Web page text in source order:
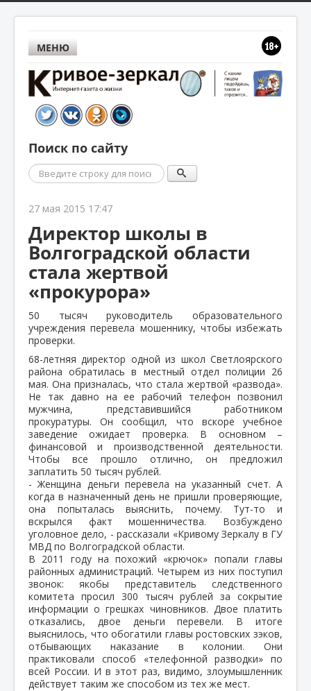
МЕНЮ
Поиск по сайту
Поиск
27 мая 2015 17:47
Директор школы в
Волгоградской области
стала жертвой
«прокурора»
50 тысяч руководитель образовательного
учреждения перевела мошеннику, чтобы избежать
проверки.
68-летняя директор одной из школ Светлоярского
района обратилась в местный отдел полиции 26
мая. Она призналась, что стала жертвой «развода».
Не так давно на ее рабочий телефон позвонил
мужчина, представившийся работником
прокуратуры. Он сообщил, что вскоре учебное
заведение ожидает проверка. В основном –
финансовой и производственной деятельности.
Чтобы все прошло отлично, он предложил
заплатить 50 тысяч рублей.
- Женщина деньги перевела на указанный счет. А
когда в назначенный день не пришли проверяющие,
она попыталась выяснить, почему. Тут-то и
вскрылся факт мошенничества. Возбуждено
уголовное дело, - рассказали «Кривому Зеркалу в ГУ
МВД по Волгоградской области.
В 2011 году на похожий «крючок» попали главы
районных администраций. Четырем из них поступил
звонок: якобы представитель следственного
комитета просил 300 тысяч рублей за сокрытие
информации о грешках чиновников. Двое платить
отказались, двое деньги перевели. В итоге
выяснилось, что обогатили главы ростовских зэков,
отбывающих наказание в колонии. Они
практиковали способ «телефонной разводки» по
всей России. И в этот раз, видимо, злоумышленник
действует таким же способом из тех же мест.